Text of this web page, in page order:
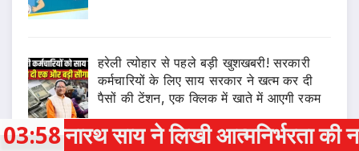
हरेली त्योहार से पहले बड़ी खुशखबरी! सरकारी
कर्मचारियों के लिए साय सरकार ने खत्म कर दी
पैसों की टेंशन, एक क्लिक में खाते में आएगी रकम
आत्मनिर्भरता की नई कहानी
03:58